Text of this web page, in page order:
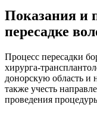
Показания и
пересадке
Процесс пересадки
хирурга-
донорскую область и
также учесть
проведения